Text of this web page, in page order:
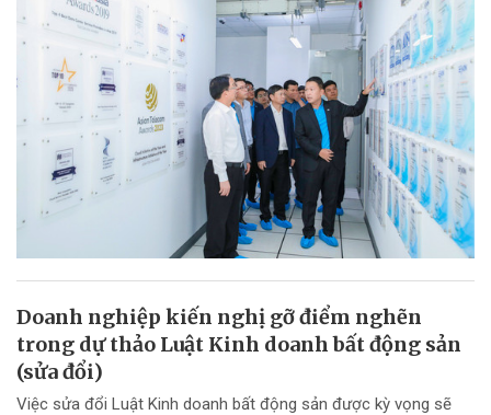
Doanh nghiệp kiến nghị gỡ điểm nghẽn
trong dự thảo Luật Kinh doanh bất động sản
(sửa đổi)
Việc sửa đổi Luật Kinh doanh bất động sản được kỳ vọng sẽ